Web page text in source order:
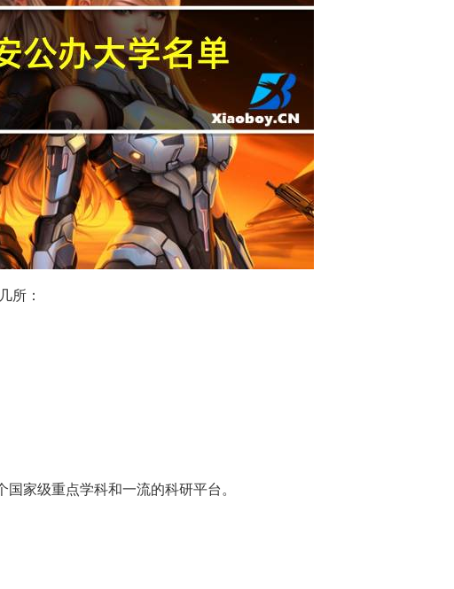
所：
家级重点学科和一流的科研平台。